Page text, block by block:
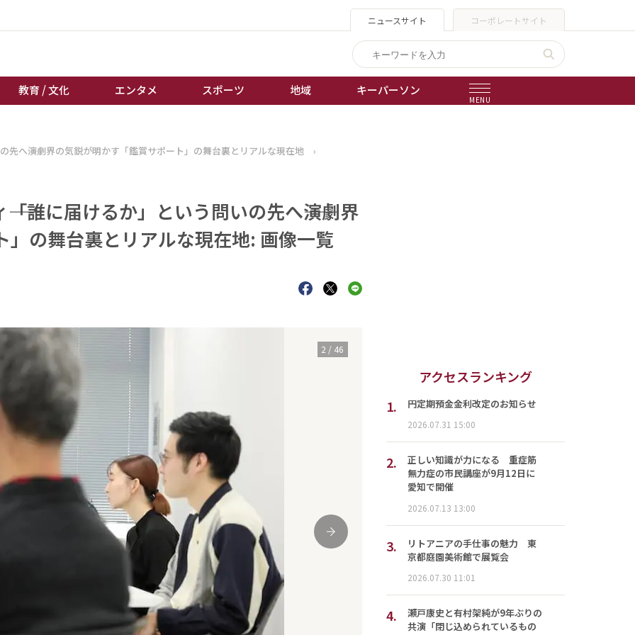
ニュースサイト コーポレートサイト
教育 / 文化 エンタメ スポーツ 地域 キーパーソン
MENU
エンタメ
スポーツ
競輪
ボートレース
先へ――演劇界の気鋭が明かす「鑑賞サポート」の舞台裏とリアルな現在地 ›
「誰に届けるか」という問いの先へ――演劇界
の舞台裏とリアルな現在地: 画像一覧
次
3 / 46
アクセスランキング
1.
円定期預金金利改定のお知らせ
2026.07.31 15:00
2.
正しい知識が力になる 重症筋
無力症の市民講座が9月12日に
愛知で開催
2026.07.13 13:00
3.
リトアニアの手仕事の魅力 東
京都庭園美術館で展覧会
2026.07.30 11:01
4.
瀬戸康史と有村架純が9年ぶりの
共演「閉じ込められているもの